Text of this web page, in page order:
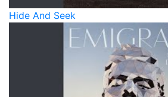
Hide And Seek